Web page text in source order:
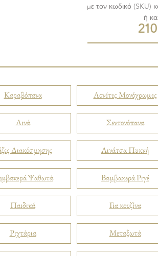
με τον κωδικό (SKU)
ή
Καραβόπανα
Λινά
Διακόσμησης
Ψαθωτά
Παιδικά
Ριχτάρια
Λονέτες Μονόχρωμες
Σεντονόπανα
Λινάτσα Πυκνή
Βαμβακερά Ριγέ
Για κουζίνα
Μεταξωτά